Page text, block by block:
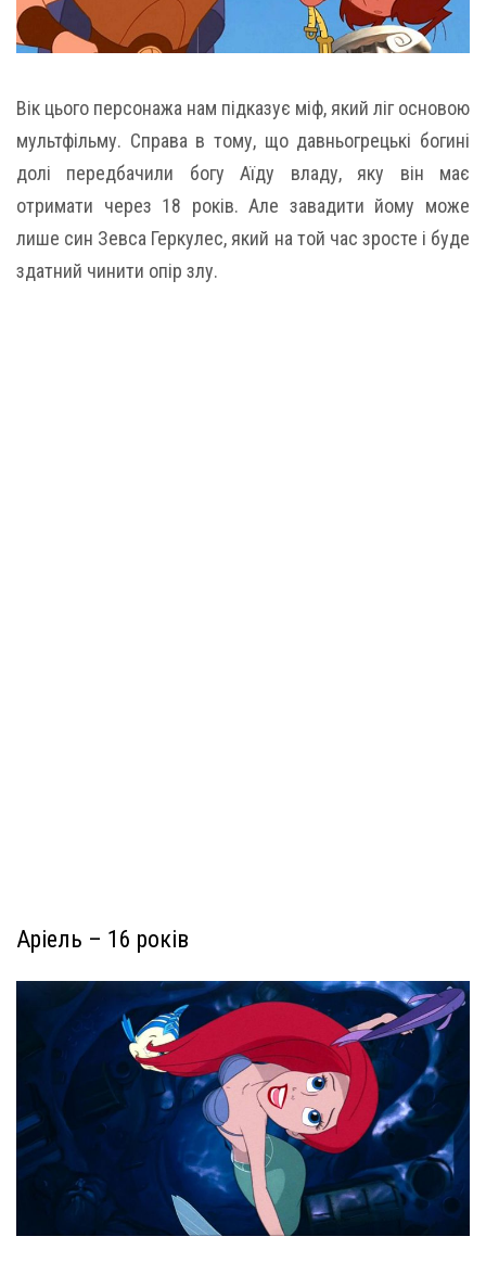
Вік цього персонажа нам підказує міф, який ліг основою
мультфільму. Справа в тому, що давньогрецькі богині
долі передбачили богу Аїду владу, яку він має
отримати через 18 років. Але завадити йому може
лише син Зевса Геркулес, який на той час зросте і буде
здатний чинити опір злу.
Аріель – 16 років